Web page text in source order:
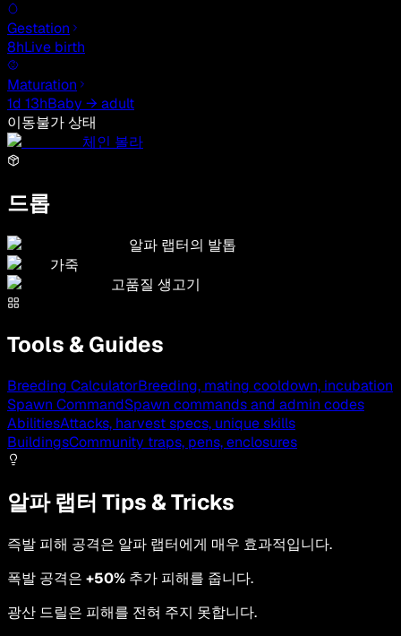
Gestation
8hLive birth
Maturation
1d 13hBaby → adult
이동불가 상태
체인 볼라
드롭
알파 랩터의 발톱
가죽
고품질 생고기
Tools & Guides
Breeding CalculatorBreeding, mating cooldown, incubation
Spawn CommandSpawn commands and admin codes
AbilitiesAttacks, harvest specs, unique skills
BuildingsCommunity traps, pens, enclosures
알파 랩터 Tips & Tricks
즉발 피해 공격은 알파 랩터에게 매우 효과적입니다.
폭발 공격은 +50% 추가 피해를 줍니다.
광산 드릴은 피해를 전혀 주지 못합니다.